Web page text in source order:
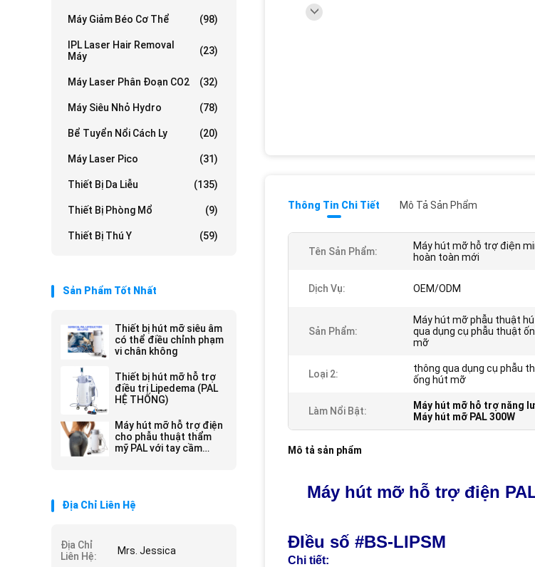
Máy Giảm Béo Cơ Thể (98)
IPL Laser Hair Removal
Máy
(23)
Máy Laser Phân Đoạn CO2 (32)
Máy Siêu Nhỏ Hydro (78)
Bể Tuyển Nổi Cách Ly (20)
Máy Laser Pico (31)
Thiết Bị Da Liễu (135)
Thiết Bị Phòng Mổ (9)
Thiết Bị Thú Y (59)
Sản Phẩm Tốt Nhất
Thiết bị hút mỡ siêu âm
có thể điều chỉnh phạm
vi chân không
Thiết bị hút mỡ hỗ trợ
điều trị Lipedema (PAL
HỆ THỐNG)
Máy hút mỡ hỗ trợ điện
cho phẫu thuật thẩm
mỹ PAL với tay cầm
Địa Chỉ Liên Hệ
Địa Chỉ
Liên Hệ:
Mrs. Jessica
Thông Tin Chi Tiết Mô Tả Sản Phẩm
Tên Sản Phẩm:
Máy hút mỡ hỗ trợ điện
hoàn toàn mới
Dịch Vụ: OEM/ODM
Sản Phẩm:
Máy hút mỡ phẫu thuật
qua dụng cụ phẫu thuật
mỡ
Loại 2:
thông qua dụng cụ phẫu
ống hút mỡ
Làm Nổi Bật: Máy hút mỡ hỗ trợ năng
Máy hút mỡ PAL 300W
Mô tả sản phẩm
Máy hút mỡ hỗ trợ điện
ĐIều số #BS-LIPSM
Chi tiết: